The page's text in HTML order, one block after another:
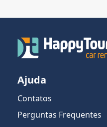
Ajuda
Contatos
Perguntas Frequentes